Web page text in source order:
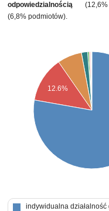
odpowiedzialnością
(6,8% podmiotów).
12.6%
indywidualna